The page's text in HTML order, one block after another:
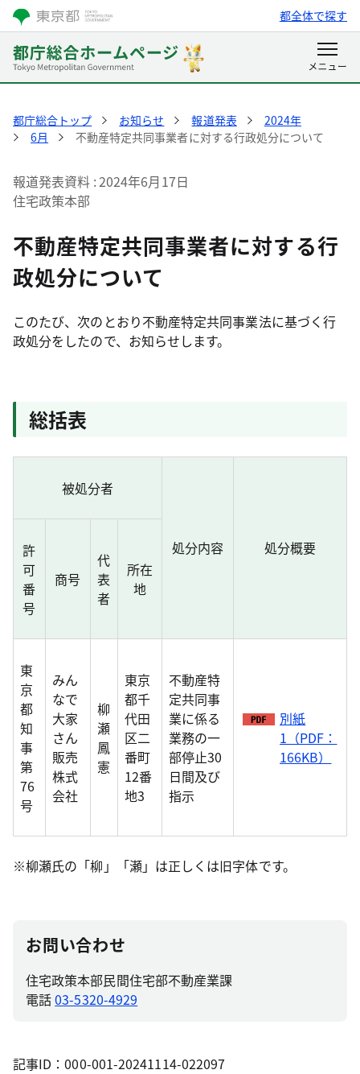
都全体で探す
都庁総合トップ お知らせ 報道発表
2024年
6月
不動産特定共同事業者に対する行政処分について
報道発表資料 2024年6月17日
住宅政策本部
不動産特定共同事業者に対する行
政処分について
このたび、次のとおり不動産特定共同事業法に基づく行
政処分をしたので、お知らせします。
総括表
被処分者
処分内容 処分概要
許
可
番
号
商号
代
表
者
所在
地
東
京
都
知
事
第
76
号
みん
なで
大家
さん
販売
株式
会社
柳
瀬
鳳
憲
東京
都千
代田
区二
番町
12番
地3
不動産特
定共同事
業に係る
業務の一
部停止30
日間及び
指示
別紙
1（PDF：
166KB）
※柳瀬氏の「柳」「瀬」は正しくは旧字体です。
お問い合わせ
住宅政策本部民間住宅部不動産業課
電話03-5320-4929
記事ID：000-001-20241114-022097